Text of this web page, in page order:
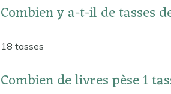
Combien y a-t-il de tasses
18 tasses
Combien de livres pèse 1